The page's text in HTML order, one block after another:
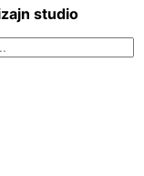
studio